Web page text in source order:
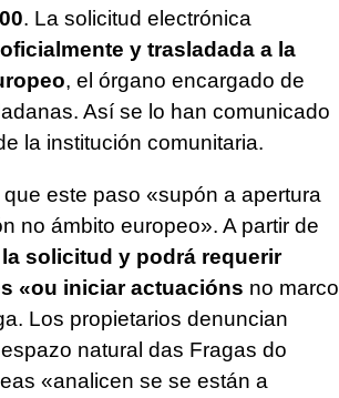
. La solicitud electrónica
y trasladada a la
, el órgano encargado de
Así se lo han comunicado
la institución comunitaria.
este paso «supón a apertura
no ámbito europeo». A partir de
solicitud y podrá requerir
«ou iniciar actuacións no marco
Los propietarios denuncian
natural das Fragas do
«analicen se se están a